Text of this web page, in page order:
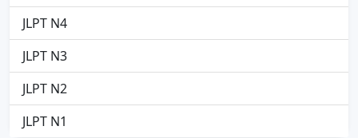
JLPT N4
JLPT N3
JLPT N2
JLPT N1